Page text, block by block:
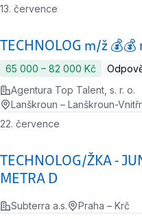
TECHNOLOG m/ž 💰💰
13. července
65 000 ‍–‍ 82 000 Kč
Agentura Top Talent, s. r. o.
Lanškroun – Lanškroun-
TECHNOLOG/ŽKA -
METRA D
22. července
Subterra a.s. Praha – Krč